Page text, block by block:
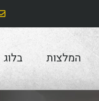
המלצות בלוג